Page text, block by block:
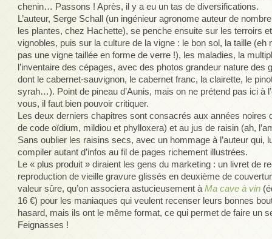
chenin… Passons ! Après, il y a eu un tas de diversifications.
L’auteur, Serge Schall (un ingénieur agronome auteur de
les plantes, chez Hachette), se penche ensuite sur les terroirs
vignobles, puis sur la culture de la vigne : le bon sol, la taille (eh
pas une vigne taillée en forme de verre !), les maladies, la
l’inventaire des cépages, avec des photos grandeur nature des
dont le cabernet-sauvignon, le cabernet franc, la clairette, le
syrah…). Point de pineau d’Aunis, mais on ne prétend pas ici à
vous, il faut bien pouvoir critiquer.
Les deux derniers chapitres sont consacrés aux années noires
de code oïdium, mildiou et phylloxera) et au jus de raisin (ah,
Sans oublier les raisins secs, avec un hommage à l’auteur qui,
compiler autant d’infos au fil de pages richement illustrées.
Le « plus produit » diraient les gens du marketing : un livret de
reproduction de vieille gravure glissés en deuxième de
valeur sûre, qu’on associera astucieusement à Ma cave à vin
16 €) pour les maniaques qui veulent recenser leurs bonnes
hasard, mais ils ont le même format, ce qui permet de faire un
Feignasses !